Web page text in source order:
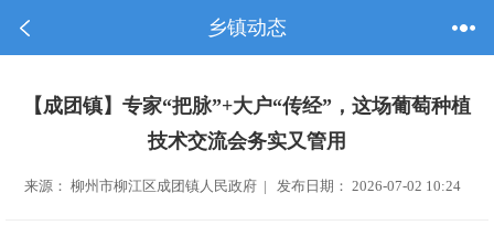
乡镇动态
【成团镇】专家“把脉”+大户“传经”，这场葡萄种植
技术交流会务实又管用
来源： 柳州市柳江区成团镇人民政府 | 发布日期： 2026-07-02 10:24